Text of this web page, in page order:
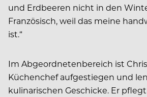
und Erdbeeren nicht in den
Französisch, weil das meine
ist.“
Im Abgeordnetenbereich ist
Küchenchef aufgestiegen und
kulinarischen Geschicke. Er